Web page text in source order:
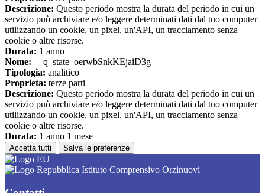
Descrizione: Questo periodo mostra la durata del periodo in cui un
servizio può archiviare e/o leggere determinati dati dal tuo computer
utilizzando un cookie, un pixel, un'API, un tracciamento senza
cookie o altre risorse.
Durata: 1 anno
Nome: __q_state_oerwbSnkKEjaiD3g
Tipologia: analitico
Proprieta: terze parti
Descrizione: Questo periodo mostra la durata del periodo in cui un
servizio può archiviare e/o leggere determinati dati dal tuo computer
utilizzando un cookie, un pixel, un'API, un tracciamento senza
cookie o altre risorse.
Durata: 1 anno 1 mese
Accetta tutti Salva le preferenze
Istituto Comprensivo Orzinuovi